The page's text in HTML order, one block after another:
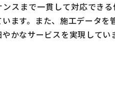
スまで一貫して対応でき
ます。また、施工データ
かなサービスを実現して